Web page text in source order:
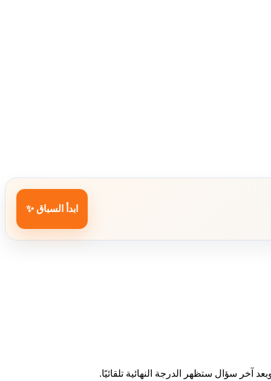
ابدأ السباق ✨
آخر سؤال ستظهر الدرجة النهائية تلقائيًا.